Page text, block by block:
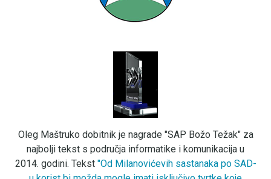
Oleg Maštruko dobitnik je nagrade "SAP Božo Težak" za
najbolji tekst s područja informatike i komunikacija u
2014. godini. Tekst "Od Milanovićevih sastanaka po SAD-